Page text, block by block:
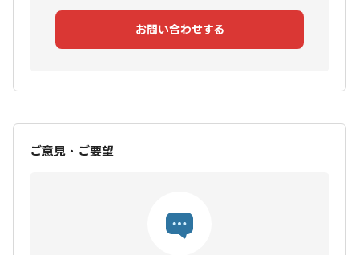
お問い合わせする
ご意見・ご要望